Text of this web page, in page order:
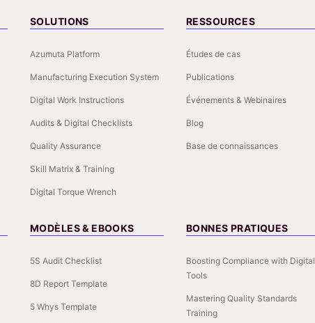
SOLUTIONS
Azumuta Platform
Manufacturing Execution System
Digital Work Instructions
Audits & Digital Checklists
Quality Assurance
Skill Matrix & Training
Digital Torque Wrench
RESSOURCES
Études de cas
Publications
Événements & Webinaires
Blog
Base de connaissances
MODÈLES & EBOOKS
5S Audit Checklist
8D Report Template
5 Whys Template
BONNES PRATIQUES
Boosting Compliance with Digital
Tools
Mastering Quality Standards
Training